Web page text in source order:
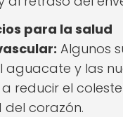
para la salud
Algunos
aguacate y las
reducir el
del corazón.